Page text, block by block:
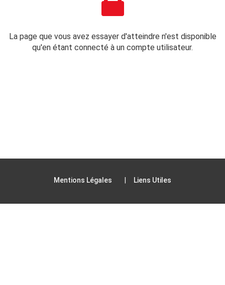
La page que vous avez essayer d'atteindre n'est disponible
qu'en étant connecté à un compte utilisateur.
Mentions Légales Liens Utiles